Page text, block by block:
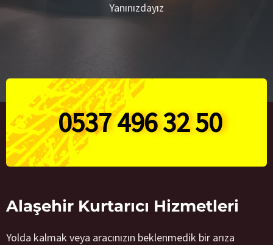
Yanınızdayız
0537 496 32 50
Alaşehir Kurtarıcı Hizmetleri
Yolda kalmak veya aracınızın beklenmedik bir arıza